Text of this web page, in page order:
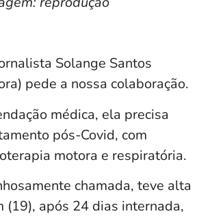
Solange Santos
pede a nossa colaboração.
médica, ela precisa
pós-Covid, com
motora e respiratória.
chamada, teve alta
(19), após 24 dias internada,